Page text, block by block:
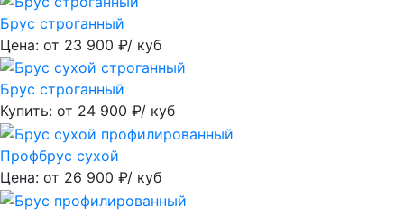
Брус строганный
Цена: от 23 900 ₽/ куб
Брус строганный
Купить: от 24 900 ₽/ куб
Профбрус сухой
Цена: от 26 900 ₽/ куб